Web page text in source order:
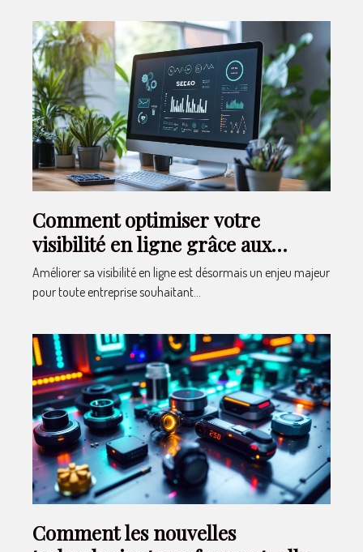
Comment optimiser votre
visibilité en ligne grâce aux
stratégies SEO et SEA ?
Améliorer sa visibilité en ligne est désormais un enjeu majeur
pour toute entreprise souhaitant...
Comment les nouvelles